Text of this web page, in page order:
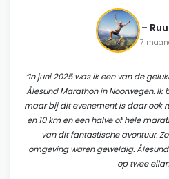
–
7
“In juni 2025 was ik een van de
Ålesund Marathon in Noorwegen.
maar bij dit evenement is daar ook
en 10 km en een halve of hele
van dit fantastische avontuur.
omgeving waren geweldig.
op twee